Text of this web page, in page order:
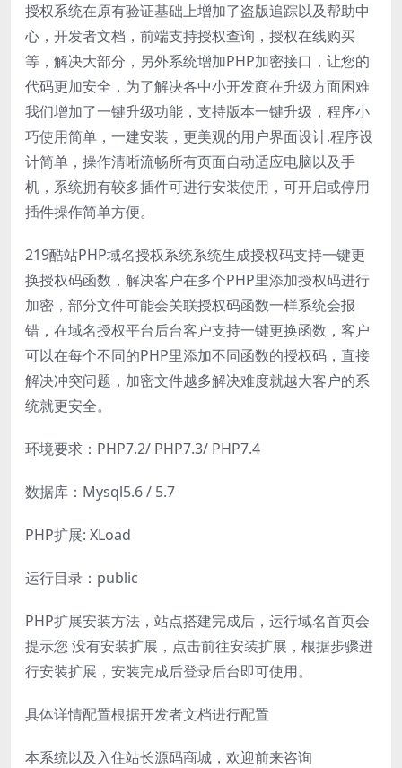
授权系统在原有验证基础上增加了盗版追踪以及帮助中
心，开发者文档，前端支持授权查询，授权在线购买
等，解决大部分，另外系统增加PHP加密接口，让您的
代码更加安全，为了解决各中小开发商在升级方面困难
我们增加了一键升级功能，支持版本一键升级，程序小
巧使用简单，一建安装，更美观的用户界面设计.程序设
计简单，操作清晰流畅所有页面自动适应电脑以及手
机，系统拥有较多插件可进行安装使用，可开启或停用
插件操作简单方便。
219酷站PHP域名授权系统系统生成授权码支持一键更
换授权码函数，解决客户在多个PHP里添加授权码进行
加密，部分文件可能会关联授权码函数一样系统会报
错，在域名授权平台后台客户支持一键更换函数，客户
可以在每个不同的PHP里添加不同函数的授权码，直接
解决冲突问题，加密文件越多解决难度就越大客户的系
统就更安全。
环境要求：PHP7.2/ PHP7.3/ PHP7.4
数据库：Mysql5.6 / 5.7
PHP扩展: XLoad
运行目录：public
PHP扩展安装方法，站点搭建完成后，运行域名首页会
提示您 没有安装扩展，点击前往安装扩展，根据步骤进
行安装扩展，安装完成后登录后台即可使用。
具体详情配置根据开发者文档进行配置
本系统以及入住站长源码商城，欢迎前来咨询